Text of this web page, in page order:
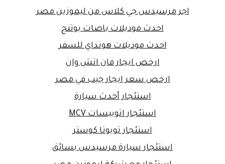
اجر مرسيدس جي كلاس من ليموزين مصر
احدث موديلات باصات يوتنج
احدث موديلات هونداي للسفر
ارخص ايجار فان اتش وان
ارخص سعر ايجار جيب في مصر
استئجار أحدث سيارة
استئجار اتوبيسات MCV
استئجار تويوتا كوستر
استئجار سيارة مرسيدس بسائق